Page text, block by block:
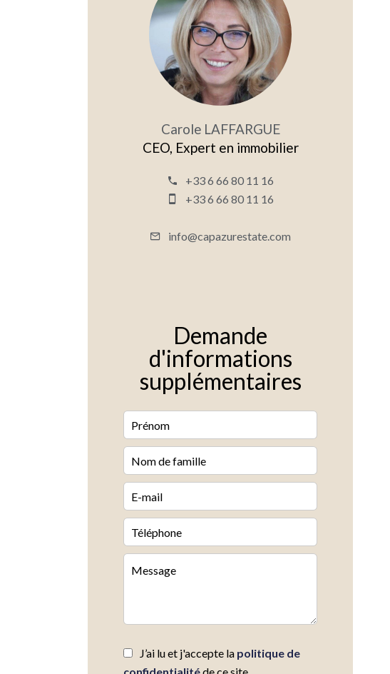
Carole LAFFARGUE
CEO, Expert en immobilier
+33 6 66 80 11 16
+33 6 66 80 11 16
info@capazurestate.com
Demande
d'informations
supplémentaires
J’ai lu et j'accepte la politique de